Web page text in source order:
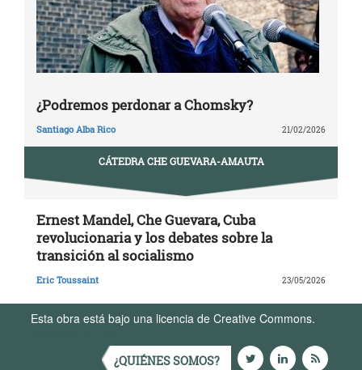
¿Podremos perdonar a Chomsky?
Santiago Alba Rico 21/02/2026
CÁTEDRA CHE GUEVARA-AMAUTA
Ernest Mandel, Che Guevara, Cuba
revolucionaria y los debates sobre la
transición al socialismo
Eric Toussaint 23/05/2026
Esta obra está bajo una licencia de Creative Commons.
¿QUIÉNES SOMOS?